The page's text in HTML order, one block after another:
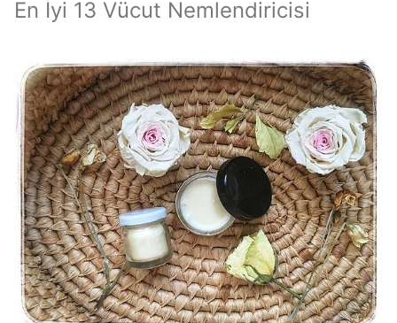
En İyi 13 Vücut Nemlendiricisi